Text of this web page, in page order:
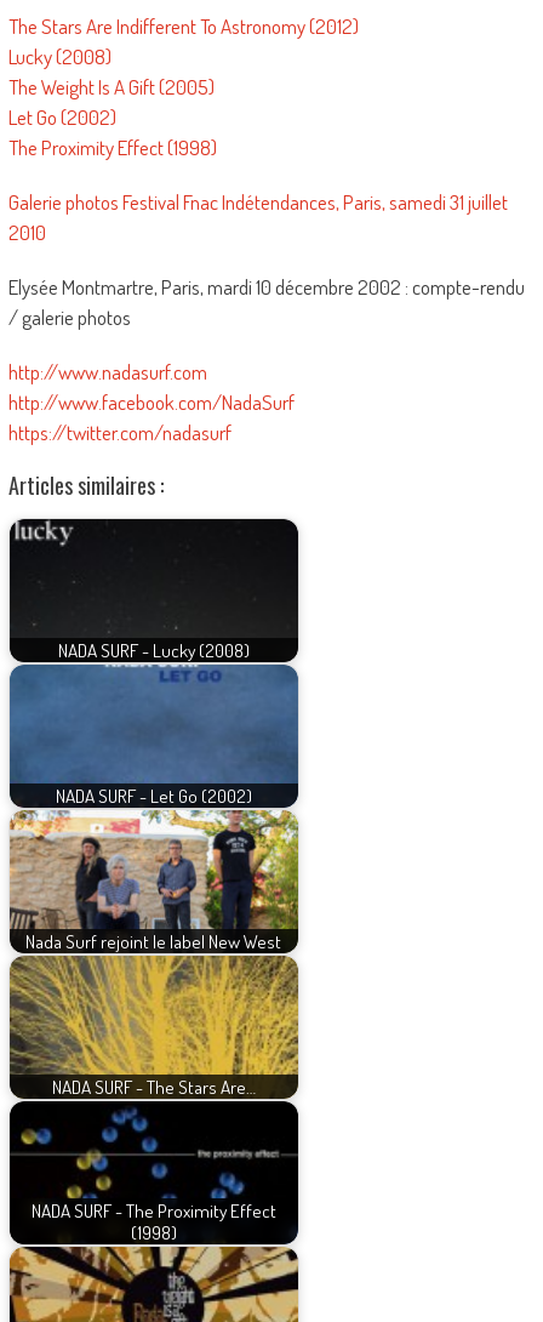
The Stars Are Indifferent To Astronomy (2012)
Lucky (2008)
The Weight Is A Gift (2005)
Let Go (2002)
The Proximity Effect (1998)
Galerie photos Festival Fnac Indétendances, Paris, samedi 31 juillet
2010
Elysée Montmartre, Paris, mardi 10 décembre 2002 : compte-rendu
/ galerie photos
http://www.nadasurf.com
http://www.facebook.com/NadaSurf
https://twitter.com/nadasurf
Articles similaires :
NADA SURF - Lucky (2008)
NADA SURF - Let Go (2002)
Nada Surf rejoint le label New West
NADA SURF - The Stars Are…
NADA SURF - The Proximity Effect
(1998)